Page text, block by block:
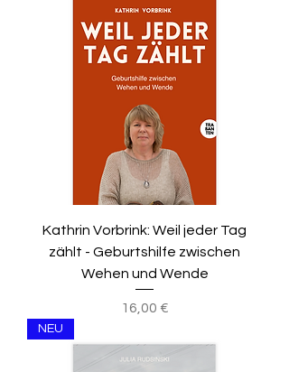
Kathrin Vorbrink: Weil jeder Tag
zählt - Geburtshilfe zwischen
Wehen und Wende
Preis
16,00 €
NEU